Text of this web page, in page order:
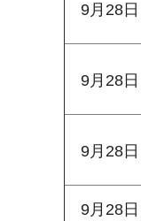
9月28日
9月28日
9月28日
9月28日